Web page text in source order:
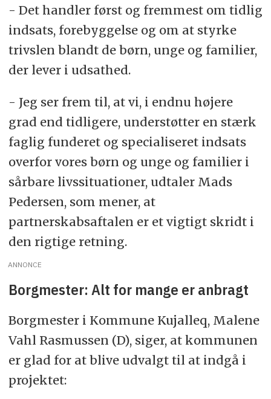
- Det handler først og fremmest om tidlig
indsats, forebyggelse og om at styrke
trivslen blandt de børn, unge og familier,
der lever i udsathed.
- Jeg ser frem til, at vi, i endnu højere
grad end tidligere, understøtter en stærk
faglig funderet og specialiseret indsats
overfor vores børn og unge og familier i
sårbare livssituationer, udtaler Mads
Pedersen, som mener, at
partnerskabsaftalen er et vigtigt skridt i
den rigtige retning.
ANNONCE
Borgmester: Alt for mange er anbragt
Borgmester i Kommune Kujalleq, Malene
Vahl Rasmussen (D), siger, at kommunen
er glad for at blive udvalgt til at indgå i
projektet: